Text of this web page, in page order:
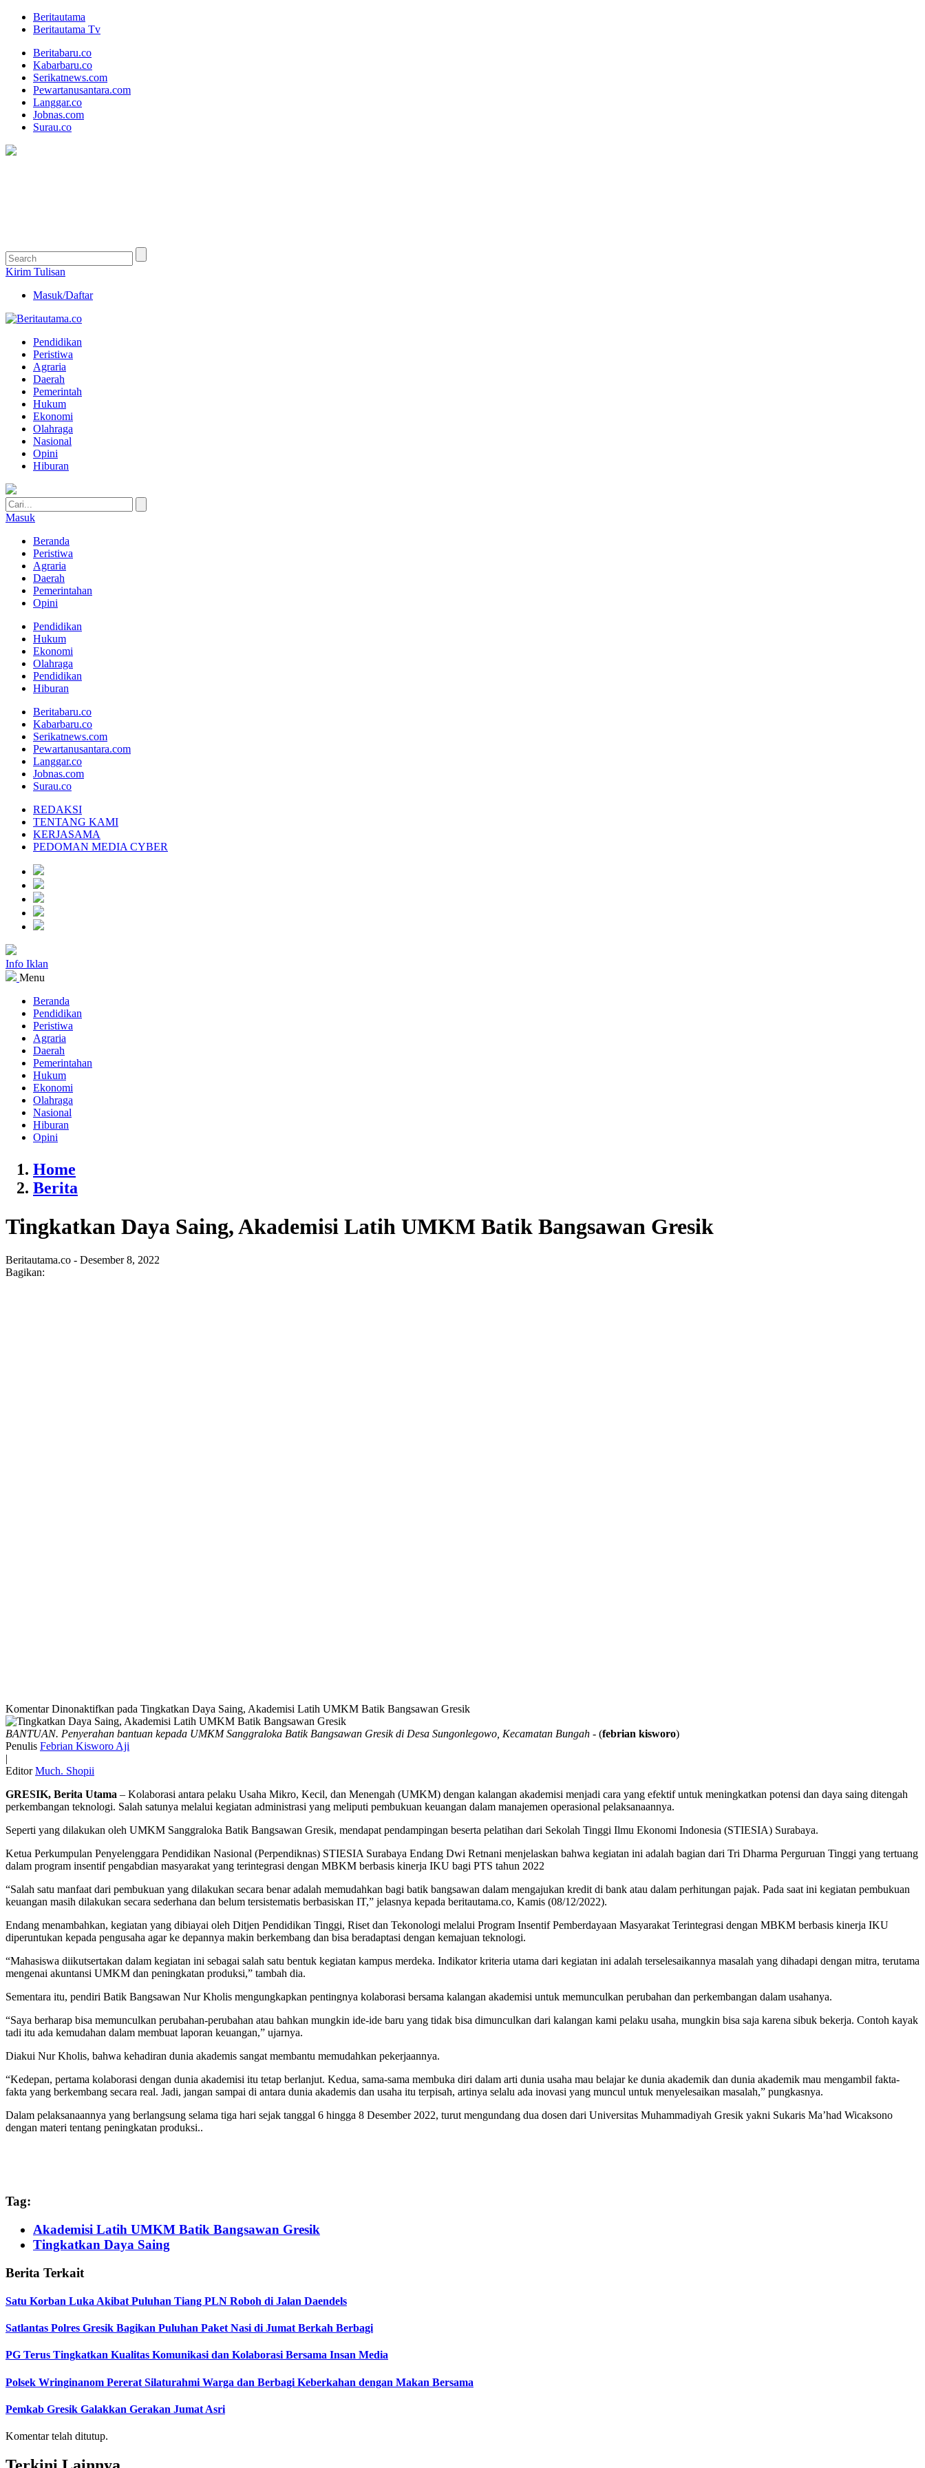
Beritautama
Beritautama Tv
Beritabaru.co
Kabarbaru.co
Serikatnews.com
Pewartanusantara.com
Langgar.co
Jobnas.com
Surau.co
Kirim Tulisan
Masuk/Daftar
Pendidikan
Peristiwa
Agraria
Daerah
Pemerintah
Hukum
Ekonomi
Olahraga
Nasional
Opini
Hiburan
Masuk
Beranda
Peristiwa
Agraria
Daerah
Pemerintahan
Opini
Pendidikan
Hukum
Ekonomi
Olahraga
Pendidikan
Hiburan
Beritabaru.co
Kabarbaru.co
Serikatnews.com
Pewartanusantara.com
Langgar.co
Jobnas.com
Surau.co
REDAKSI
TENTANG KAMI
KERJASAMA
PEDOMAN MEDIA CYBER
Info Iklan
Menu
Beranda
Pendidikan
Peristiwa
Agraria
Daerah
Pemerintahan
Hukum
Ekonomi
Olahraga
Nasional
Hiburan
Opini
Home
Berita
Tingkatkan Daya Saing, Akademisi Latih UMKM Batik Bangsawan Gresik
Beritautama.co - Desember 8, 2022
Bagikan:
Komentar Dinonaktifkan pada Tingkatkan Daya Saing, Akademisi Latih UMKM Batik Bangsawan Gresik
BANTUAN. Penyerahan bantuan kepada UMKM Sanggraloka Batik Bangsawan Gresik di Desa Sungonlegowo, Kecamatan Bungah - (febrian kisworo)
Penulis Febrian Kisworo Aji
|
Editor Much. Shopii
GRESIK, Berita Utama – Kolaborasi antara pelaku Usaha Mikro, Kecil, dan Menengah (UMKM) dengan kalangan akademisi menjadi cara yang efektif untuk meningkatkan potensi dan daya saing ditengah
perkembangan teknologi. Salah satunya melalui kegiatan administrasi yang meliputi pembukuan keuangan dalam manajemen operasional pelaksanaannya.
Seperti yang dilakukan oleh UMKM Sanggraloka Batik Bangsawan Gresik, mendapat pendampingan beserta pelatihan dari Sekolah Tinggi Ilmu Ekonomi Indonesia (STIESIA) Surabaya.
Ketua Perkumpulan Penyelenggara Pendidikan Nasional (Perpendiknas) STIESIA Surabaya Endang Dwi Retnani menjelaskan bahwa kegiatan ini adalah bagian dari Tri Dharma Perguruan Tinggi yang tertuang
dalam program insentif pengabdian masyarakat yang terintegrasi dengan MBKM berbasis kinerja IKU bagi PTS tahun 2022
“Salah satu manfaat dari pembukuan yang dilakukan secara benar adalah memudahkan bagi batik bangsawan dalam mengajukan kredit di bank atau dalam perhitungan pajak. Pada saat ini kegiatan pembukuan
keuangan masih dilakukan secara sederhana dan belum tersistematis berbasiskan IT,” jelasnya kepada beritautama.co, Kamis (08/12/2022).
Endang menambahkan, kegiatan yang dibiayai oleh Ditjen Pendidikan Tinggi, Riset dan Tekonologi melalui Program Insentif Pemberdayaan Masyarakat Terintegrasi dengan MBKM berbasis kinerja IKU
diperuntukan kepada pengusaha agar ke depannya makin berkembang dan bisa beradaptasi dengan kemajuan teknologi.
“Mahasiswa diikutsertakan dalam kegiatan ini sebagai salah satu bentuk kegiatan kampus merdeka. Indikator kriteria utama dari kegiatan ini adalah terselesaikannya masalah yang dihadapi dengan mitra, terutama
mengenai akuntansi UMKM dan peningkatan produksi,” tambah dia.
Sementara itu, pendiri Batik Bangsawan Nur Kholis mengungkapkan pentingnya kolaborasi bersama kalangan akademisi untuk memunculkan perubahan dan perkembangan dalam usahanya.
“Saya berharap bisa memunculkan perubahan-perubahan atau bahkan mungkin ide-ide baru yang tidak bisa dimunculkan dari kalangan kami pelaku usaha, mungkin bisa saja karena sibuk bekerja. Contoh kayak
tadi itu ada kemudahan dalam membuat laporan keuangan,” ujarnya.
Diakui Nur Kholis, bahwa kehadiran dunia akademis sangat membantu memudahkan pekerjaannya.
“Kedepan, pertama kolaborasi dengan dunia akademisi itu tetap berlanjut. Kedua, sama-sama membuka diri dalam arti dunia usaha mau belajar ke dunia akademik dan dunia akademik mau mengambil fakta-
fakta yang berkembang secara real. Jadi, jangan sampai di antara dunia akademis dan usaha itu terpisah, artinya selalu ada inovasi yang muncul untuk menyelesaikan masalah,” pungkasnya.
Dalam pelaksanaannya yang berlangsung selama tiga hari sejak tanggal 6 hingga 8 Desember 2022, turut mengundang dua dosen dari Universitas Muhammadiyah Gresik yakni Sukaris Ma’had Wicaksono
dengan materi tentang peningkatan produksi..
Tag:
Akademisi Latih UMKM Batik Bangsawan Gresik
Tingkatkan Daya Saing
Berita Terkait
Satu Korban Luka Akibat Puluhan Tiang PLN Roboh di Jalan Daendels
Satlantas Polres Gresik Bagikan Puluhan Paket Nasi di Jumat Berkah Berbagi
PG Terus Tingkatkan Kualitas Komunikasi dan Kolaborasi Bersama Insan Media
Polsek Wringinanom Pererat Silaturahmi Warga dan Berbagi Keberkahan dengan Makan Bersama
Pemkab Gresik Galakkan Gerakan Jumat Asri
Komentar telah ditutup.